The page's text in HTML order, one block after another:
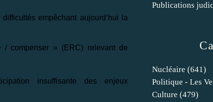
empêchant aujourd’hui la
/ compenser » (ERC) relevant de
insuffisante des enjeux
Nucléaire (641)
Politique - Les
Culture (479)
Publications